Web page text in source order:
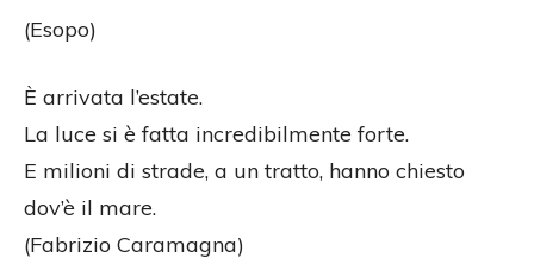
(Esopo)
È arrivata l’estate.
La luce si è fatta incredibilmente forte.
E milioni di strade, a un tratto, hanno chiesto
dov’è il mare.
(Fabrizio Caramagna)